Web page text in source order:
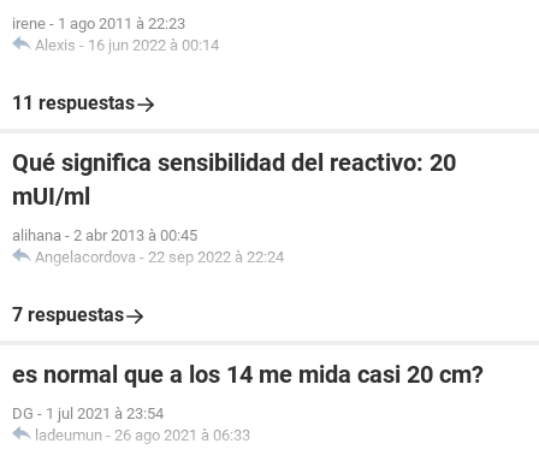
irene - 1 ago 2011 à 22:23
Alexis - 16 jun 2022 à 00:14
11 respuestas
Qué significa sensibilidad del reactivo: 20
mUI/ml
alihana - 2 abr 2013 à 00:45
Angelacordova - 22 sep 2022 à 22:24
7 respuestas
es normal que a los 14 me mida casi 20 cm?
DG - 1 jul 2021 à 23:54
ladeumun - 26 ago 2021 à 06:33